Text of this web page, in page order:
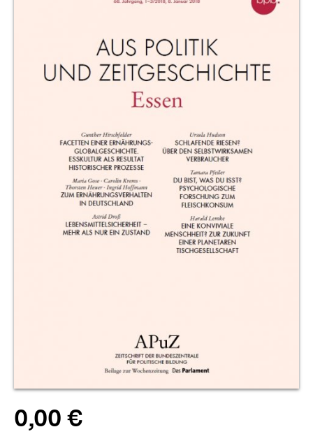
Allgemeine
Informationen
Produktpreis:
0,00 €0zuzüglich